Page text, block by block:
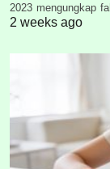
2023 mengungkap
2 weeks ago